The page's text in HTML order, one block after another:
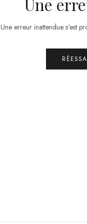
Une erreur inattendue s'est